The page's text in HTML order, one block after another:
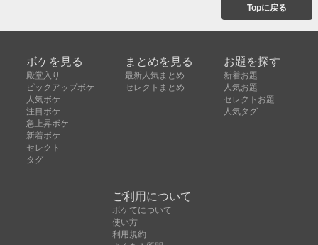
Topに戻る
ボケを見る
殿堂入り
ピックアップボケ
人気ボケ
注目ボケ
急上昇ボケ
新着ボケ
セレクト
タグ
まとめを見る
最新人気まとめ
セレクトまとめ
お題を探す
新着お題
人気お題
セレクトお題
人気タグ
ご利用について
ボケてについて
使い方
利用規約